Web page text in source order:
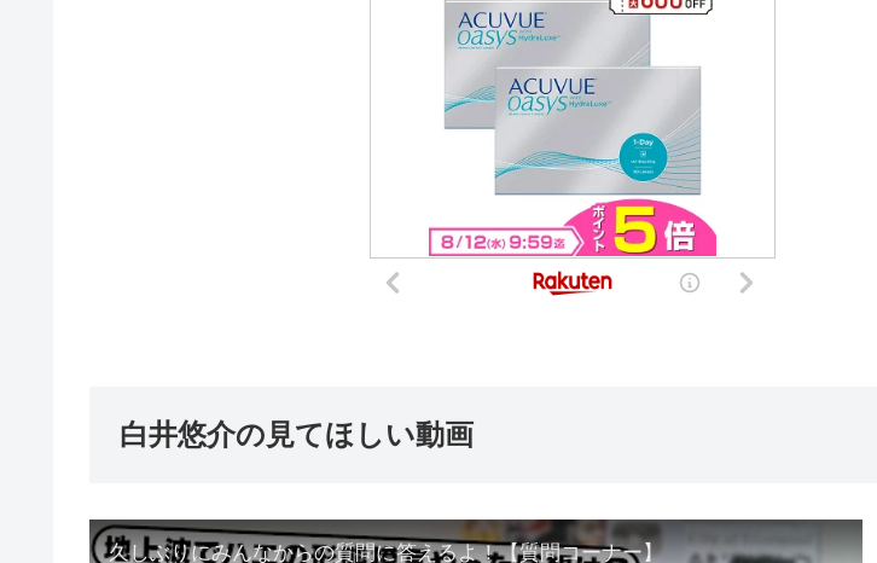
白井悠介の見てほしい動画
久しぶりにみんなからの質問に答えるよ！【質問コーナー】